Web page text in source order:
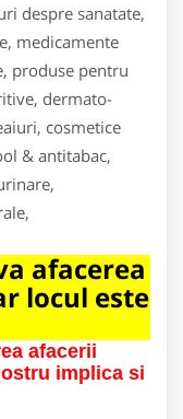
despre sanatate,
medicamente
produse pentru
dermato-
cosmetice
& antitabac,
afacerea
locul este
afacerii
implica si